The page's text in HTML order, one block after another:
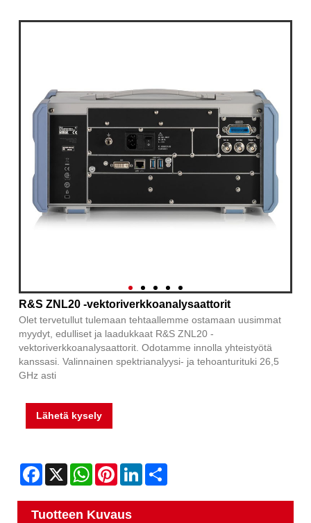
R&S ZNL20 -vektoriverkkoanalysaattorit
Olet tervetullut tulemaan tehtaallemme ostamaan uusimmat
myydyt, edulliset ja laadukkaat R&S ZNL20 -
vektoriverkkoanalysaattorit. Odotamme innolla yhteistyötä
kanssasi. Valinnainen spektrianalyysi- ja tehoanturituki 26,5
GHz asti
Lähetä kysely
Facebook
X WhatsAppPinterestLinkedIn
Tuotteen Kuvaus